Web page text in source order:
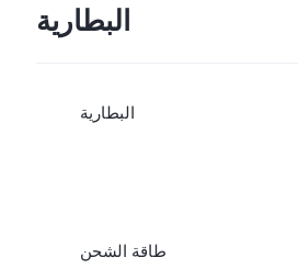
البطارية
البطارية
طاقة الشحن